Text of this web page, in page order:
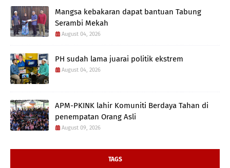
Mangsa kebakaran dapat bantuan Tabung
Serambi Mekah
August 04, 2026
PH sudah lama juarai politik ekstrem
August 04, 2026
APM-PKINK lahir Komuniti Berdaya Tahan di
penempatan Orang Asli
August 09, 2026
TAGS